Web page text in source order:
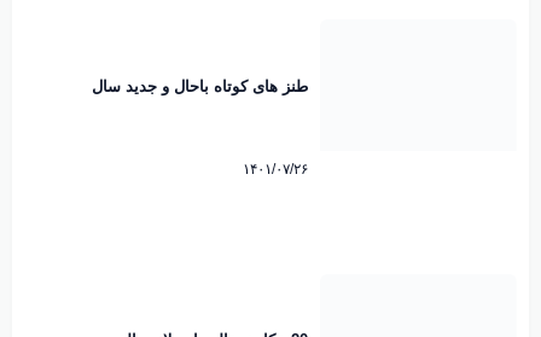
طنز های کوتاه باحال و جدید سال
۱۴۰۱/۰۷/۲۶